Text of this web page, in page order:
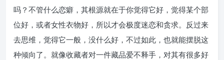
吗？不管什么恋癖，其根源就在于你觉得它好，觉得某个部
位好，或者女性衣物好，所以才会极度迷恋和贪求。反过来
去思维，觉得它一般，没什么好，不过如此，也就能摆脱这
种倾向了。就像收藏者对一件藏品爱不释手，对其有很多好